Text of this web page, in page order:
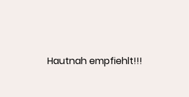
Hautnah empfiehlt!!!